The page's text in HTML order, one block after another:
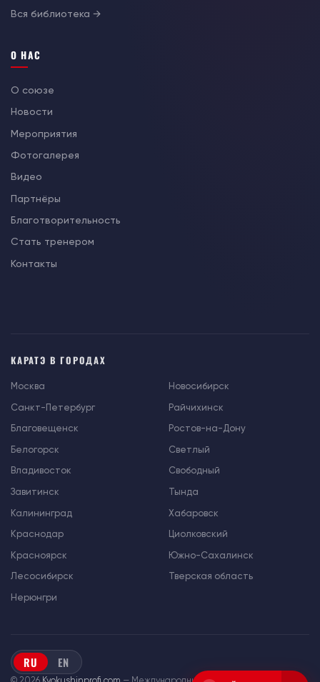
Вся библиотека →
О НАС
О союзе
Новости
Мероприятия
Фотогалерея
Видео
Партнёры
Благотворительность
Стать тренером
Контакты
КАРАТЭ В ГОРОДАХ
Москва
Санкт-Петербург
Благовещенск
Белогорск
Владивосток
Завитинск
Калининград
Краснодар
Красноярск
Лесосибирск
Нерюнгри
Новосибирск
Райчихинск
Ростов-на-Дону
Светлый
Свободный
Тында
Хабаровск
Циолковский
Южно-Сахалинск
Тверская область
RU EN